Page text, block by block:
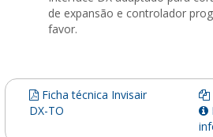
de expansão e controlador
favor.
Ficha técnica Invisair
DX-TO